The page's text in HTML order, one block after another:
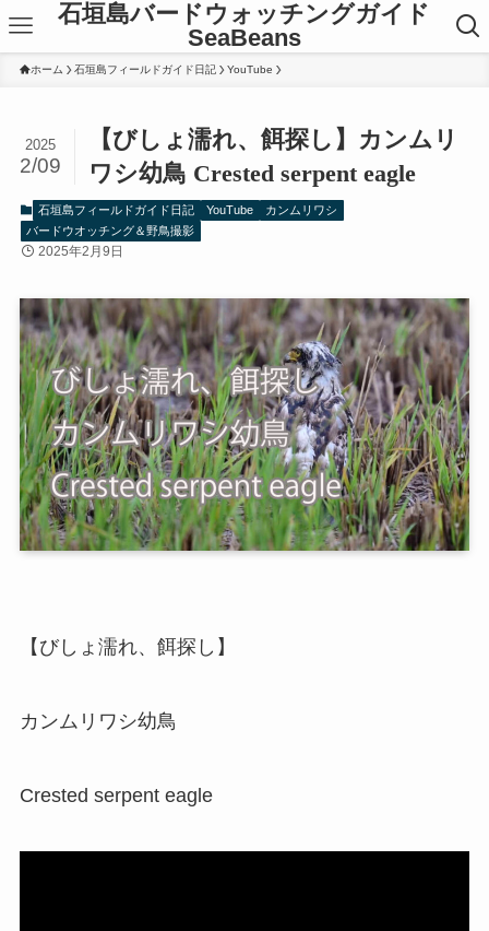
石垣島バードウォッチングガイド
SeaBeans
ホーム 石垣島フィールドガイド日記 YouTube
【びしょ濡れ、餌探し】カンムリ
ワシ幼鳥 Crested serpent eagle
2025
2/09
石垣島フィールドガイド日記 YouTube
カンムリワシ
バードウオッチング＆野鳥撮影
2025年2月9日
【びしょ濡れ、餌探し】
カンムリワシ幼鳥
Crested serpent eagle